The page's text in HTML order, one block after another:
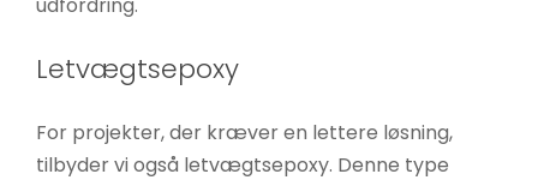
Letvægtsepoxy
For projekter, der kræver en lettere løsning,
tilbyder vi også letvægtsepoxy. Denne type